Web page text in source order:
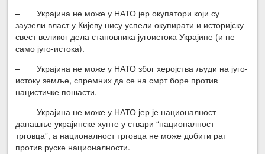
– Украјина не може у НАТО јер окупатори који су
заузели власт у Кијеву нису успели окупирати и историјску
свест великог дела становника југоистока Украјине (и не
само југо-истока).
– Украјина не може у НАТО због херојства људи на југо-
истоку земље, спремних да се на смрт боре против
нацистичке пошасти.
– Украјина не може у НАТО јер је националност
данашње украјинске хунте у ствари “националност
трговца”, а националност трговца не може добити рат
против руске националности.